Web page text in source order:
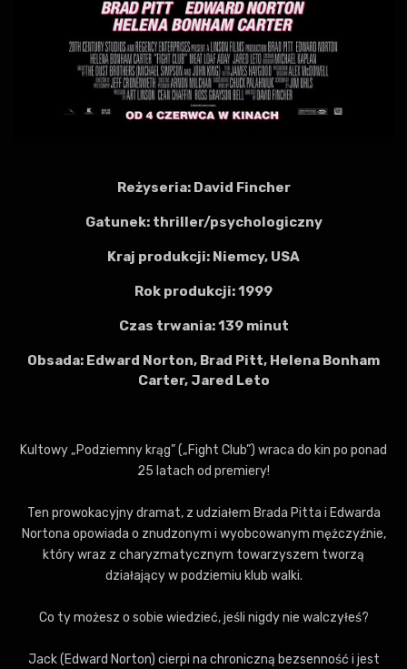
Reżyseria: David Fincher
Gatunek: thriller/psychologiczny
Kraj produkcji: Niemcy, USA
Rok produkcji: 1999
Czas trwania: 139 minut
Obsada: Edward Norton, Brad Pitt, Helena Bonham
Carter, Jared Leto
Kultowy „Podziemny krąg” („Fight Club”) wraca do kin po ponad
25 latach od premiery!
Ten prowokacyjny dramat, z udziałem Brada Pitta i Edwarda
Nortona opowiada o znudzonym i wyobcowanym mężczyźnie,
który wraz z charyzmatycznym towarzyszem tworzą
działający w podziemiu klub walki.
Co ty możesz o sobie wiedzieć, jeśli nigdy nie walczyłeś?
Jack (Edward Norton) cierpi na chroniczną bezsenność i jest